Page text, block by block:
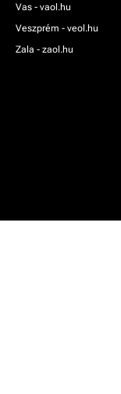
Vas - vaol.hu
Veszprém - veol.hu
Zala - zaol.hu